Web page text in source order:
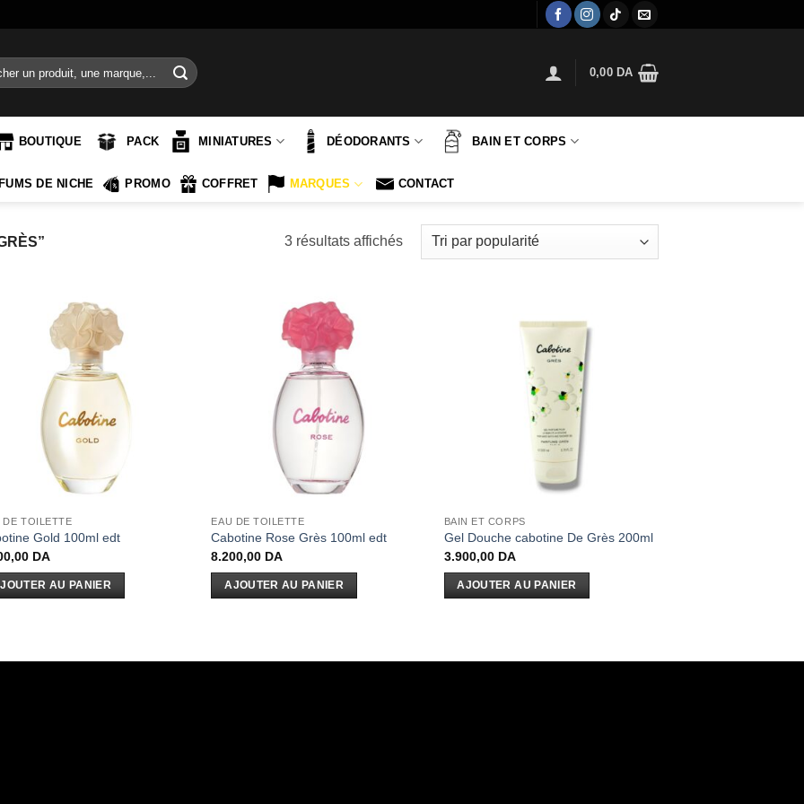
0,00 DA
BOUTIQUE PACK MINIATURES DÉODORANTS BAIN ET CORPS
DE NICHE PROMO COFFRET MARQUES CONTACT
3 résultats affichésTrié
par
DE TOILETTE
Gold 100ml edt
DA
AU PANIER
EAU DE TOILETTE
Cabotine Rose Grès 100ml edt
8.200,00 DA
AJOUTER AU PANIER
BAIN ET CORPS
Gel Douche cabotine De Grès 200ml
3.900,00 DA
AJOUTER AU PANIER